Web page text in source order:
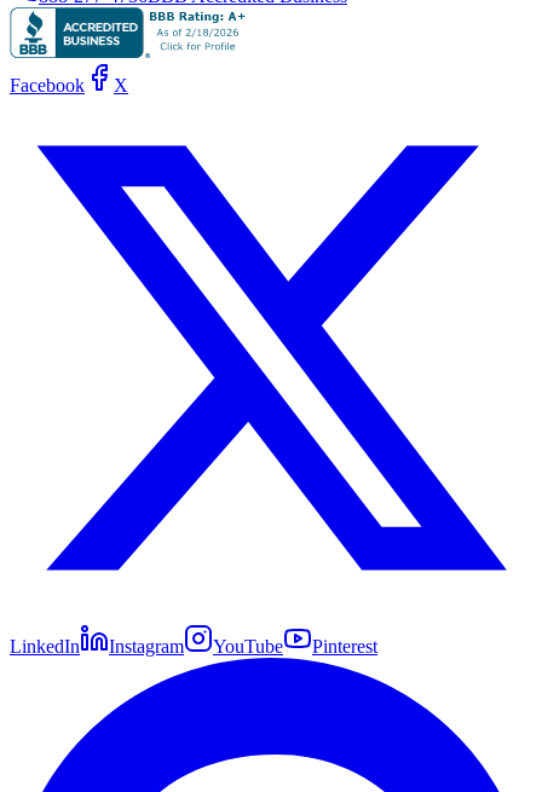
Facebook X
LinkedIn Instagram YouTube Pinterest